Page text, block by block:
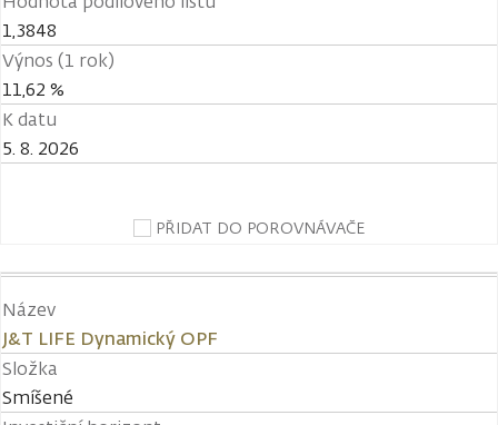
1,3848
Výnos (1 rok)
11,62 %
K datu
5. 8. 2026
PŘIDAT DO POROVNÁVAČE
Název
J&T LIFE Dynamický OPF
Složka
Smíšené